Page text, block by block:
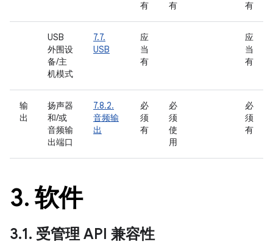
有
有
有
USB
外围设
备/主
机模式
7.7.
USB
应
当
有
应
当
有
输
出
扬声器
和/或
音频输
出端口
7.8.2.
音频输
出
必
须
有
必
须
使
用
必
须
有
3. 软件
3.1. 受管理 API 兼容性